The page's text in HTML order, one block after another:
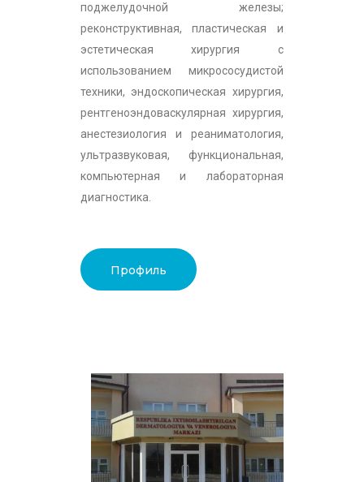
поджелудочной железы;
реконструктивная, пластическая и
эстетическая хирургия с
использованием микрососудистой
техники, эндоскопическая хирургия,
рентгеноэндоваскулярная хирургия,
анестезиология и реаниматология,
ультразвуковая, функциональная,
компьютерная и лабораторная
диагностика.
Профиль